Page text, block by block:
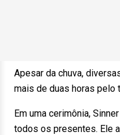
Apesar da chuva,
mais de duas horas pelo
Em uma cerimônia,
todos os presentes. Ele